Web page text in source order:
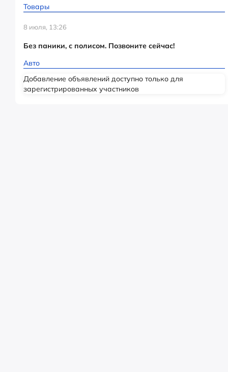
Товары
8 июля, 13:26
Без паники, с полисом. Позвоните сейчас!
Авто
Добавление объявлений доступно только для
зарегистрированных участников